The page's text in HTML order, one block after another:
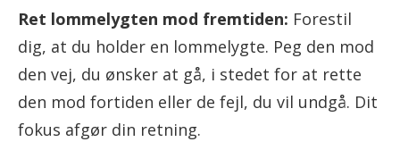
Ret lommelygten mod fremtiden: Forestil
dig, at du holder en lommelygte. Peg den mod
den vej, du ønsker at gå, i stedet for at rette
den mod fortiden eller de fejl, du vil undgå. Dit
fokus afgør din retning.